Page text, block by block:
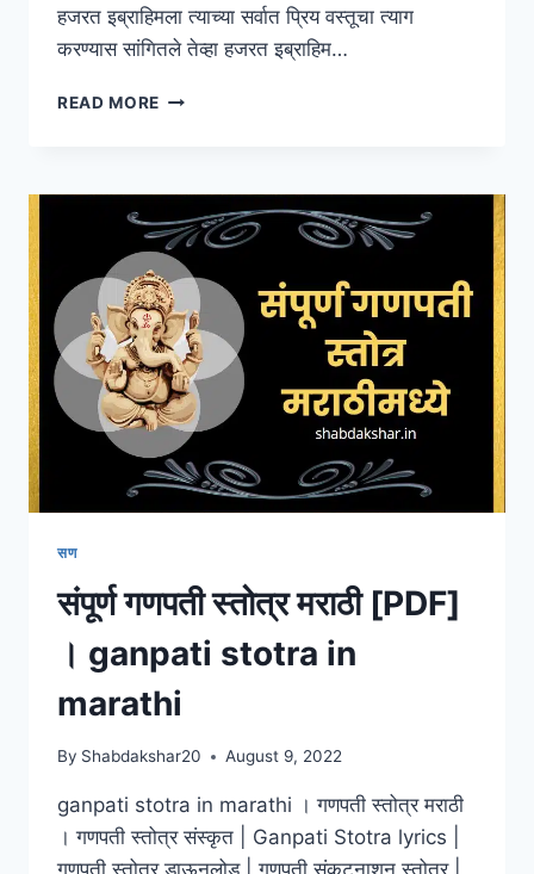
हजरत इब्राहिमला त्याच्या सर्वात प्रिय वस्तूचा त्याग
करण्यास सांगितले तेव्हा हजरत इब्राहिम…
READ MORE [2024]
शायरी
।
BAKARI
EID
WISHES
IN
MARATHI
सण
संपूर्ण गणपती स्तोत्र मराठी [PDF]
। ganpati stotra in
marathi
By Shabdakshar20 August 9, 2022
ganpati stotra in marathi । गणपती स्तोत्र मराठी
। गणपती स्तोत्र संस्कृत | Ganpati Stotra lyrics |